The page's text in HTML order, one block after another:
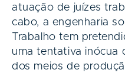
atuação de juízes
cabo, a engenharia
Trabalho tem
uma tentativa inócua
dos meios de